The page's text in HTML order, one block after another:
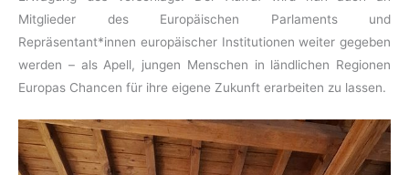
Mitglieder des Europäischen Parlaments und
Repräsentant*innen europäischer Institutionen weiter gegeben
werden – als Apell, jungen Menschen in ländlichen Regionen
Europas Chancen für ihre eigene Zukunft erarbeiten zu lassen.